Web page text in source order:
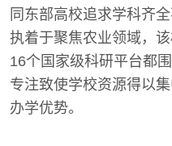
同东部高校追求学科齐
执着于聚焦农业领域，
16个国家级科研平台都
专注致使学校资源得以
办学优势。